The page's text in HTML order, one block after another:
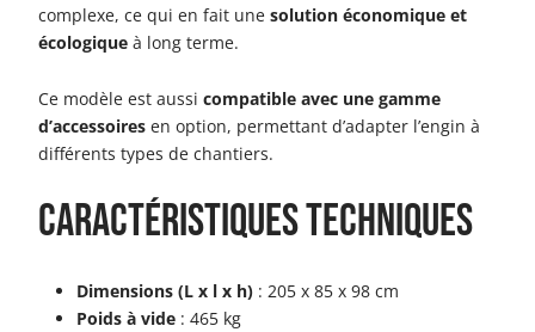
complexe, ce qui en fait unesolution économique et
écologique à long terme.
Ce modèle est aussicompatible avec une gamme
d’accessoires en option, permettant d’adapter l’engin à
différents types de chantiers.
Caractéristiques techniques
Dimensions (L x l x h) : 205 x 85 x 98 cm
Poids à vide : 465 kg